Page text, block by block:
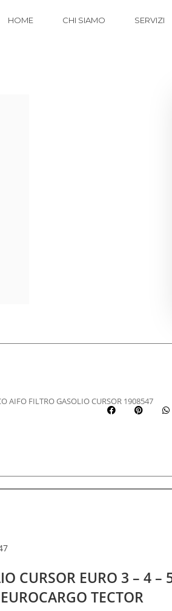
HOME CHI SIAMO SERVIZI
AIFO FILTRO GASOLIO CURSOR 1908547
CURSOR EURO 3 – 4 –
TECTOR